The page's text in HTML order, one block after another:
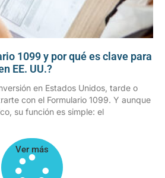
1099 y por qué es clave para
EE. UU.?
en Estados Unidos, tarde o
con el Formulario 1099. Y aunque
su función es simple: el
Ver más